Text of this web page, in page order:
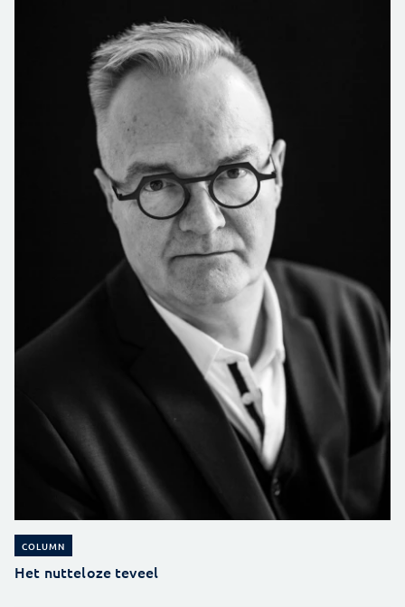
COLUMN
Het nutteloze teveel